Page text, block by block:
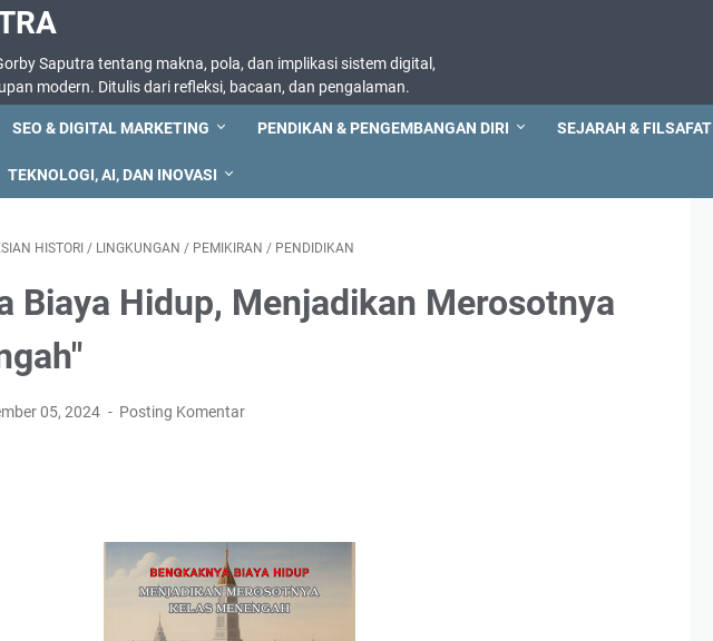
Saputra tentang makna, pola, dan implikasi sistem digital,
modern. Ditulis dari refleksi, bacaan, dan pengalaman.
SEO & DIGITAL MARKETING PENDIKAN & PENGEMBANGAN DIRI SEJARAH & FILSAFAT
TEKNOLOGI, AI, DAN INOVASI
HISTORI / LINGKUNGAN / PEMIKIRAN / PENDIDIKAN
Biaya Hidup, Menjadikan Merosotnya
05, 2024 Posting Komentar
Harga Perumahan
Kelas Menengah